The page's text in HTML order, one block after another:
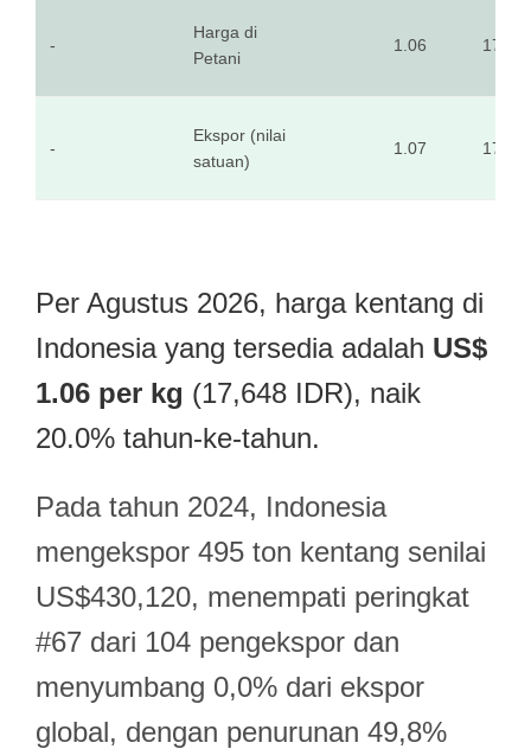
-
Harga di
Petani
1.06
-
Ekspor (nilai
satuan)
1.07
Per Agustus 2026, harga kentang di
Indonesia yang tersedia adalah US$
1.06 per kg (17,648 IDR), naik
20.0% tahun-ke-tahun.
Pada tahun 2024, Indonesia
mengekspor 495 ton kentang senilai
US$430,120, menempati peringkat
#67 dari 104 pengekspor dan
menyumbang 0,0% dari ekspor
global, dengan penurunan 49,8%